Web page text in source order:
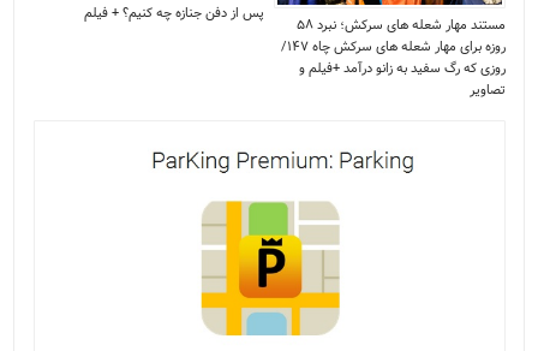
مستند مهار شعله های سرکش؛ نبرد ۵۸
روزه برای مهار شعله های سرکش چاه ۱۴۷/
روزی که رگ سفید به زانو درآمد +فیلم و
تصاویر
پس از دفن جنازه چه کنیم؟ + فیلم